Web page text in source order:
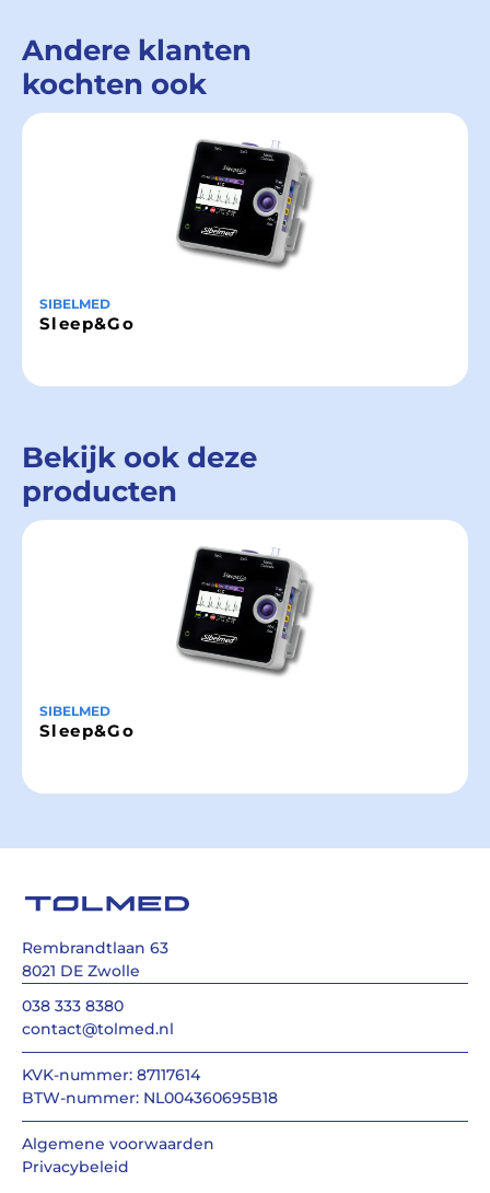
Andere klanten
kochten ook
SIBELMED
Sleep&Go
Bekijk ook deze
producten
SIBELMED
Sleep&Go
Rembrandtlaan 63
8021 DE Zwolle
038 333 8380
contact@tolmed.nl
KVK-nummer: 87117614
BTW-nummer: NL004360695B18
Algemene voorwaarden
Privacybeleid